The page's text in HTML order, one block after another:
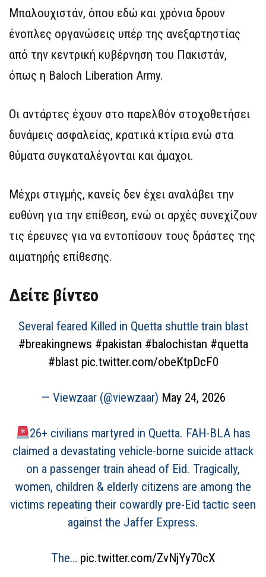
Μπαλουχιστάν, όπου εδώ και χρόνια δρουν
ένοπλες οργανώσεις υπέρ της ανεξαρτηστίας
από την κεντρική κυβέρνηση του Πακιστάν,
όπως η Baloch Liberation Army.
Οι αντάρτες έχουν στο παρελθόν στοχοθετήσει
δυνάμεις ασφαλείας, κρατικά κτίρια ενώ στα
θύματα συγκαταλέγονται και άμαχοι.
Μέχρι στιγμής, κανείς δεν έχει αναλάβει την
ευθύνη για την επίθεση, ενώ οι αρχές συνεχίζουν
τις έρευνες για να εντοπίσουν τους δράστες της
αιματηρής επίθεσης.
Δείτε βίντεο
Several feared Killed in Quetta shuttle train blast
#breakingnews #pakistan #balochistan #quetta
#blast pic.twitter.com/obeKtpDcF0
— Viewzaar (@viewzaar) May 24, 2026
26+ civilians martyred in Quetta. FAH-BLA has
claimed a devastating vehicle-borne suicide attack
on a passenger train ahead of Eid. Tragically,
women, children & elderly citizens are among the
victims repeating their cowardly pre-Eid tactic seen
against the Jaffer Express.
The… pic.twitter.com/ZvNjYy70cX